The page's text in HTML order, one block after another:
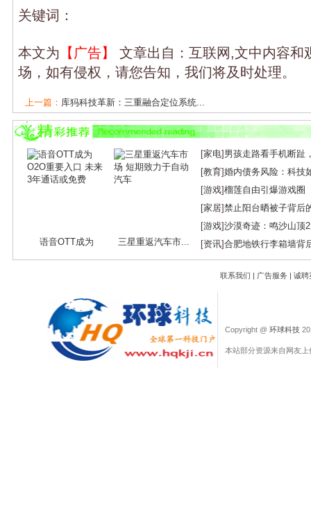
关键词：
本文为 【广告】
文章出自：互联网,文中内容和
场，如有侵权，请您告知，我们将及时处理。
上一篇： 库犸科技革新：三重融合定位系统...
下一篇：光峰科技推出远眸系列激光雷达，...
语音OTT成为
O2O...
三星重返汽车市...
[家电] 男孩走路看手机断趾
[教育]婚内债务风险：科技
[游戏]榴莲自由引爆游戏圈
[家居]禁止阳台晒被子背后
[游戏]沙漠奇迹：鸣沙山顶
[资讯]合肥地铁行李箱墙背
联系我们 | 广告服务 | 诚聘
Copyright @ 环球科技
本站部分资源来自网友